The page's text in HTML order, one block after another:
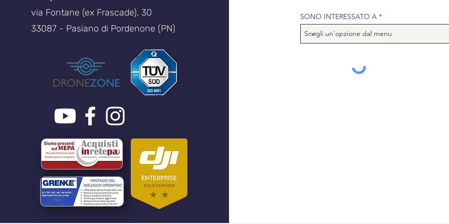
via Fontane (ex Frascade), 30
33087 - Pasiano di Pordenone (PN)
SONO INTERESSATO A